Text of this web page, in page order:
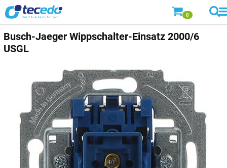
0
Busch-Jaeger Wippschalter-Einsatz 2000/6
USGL